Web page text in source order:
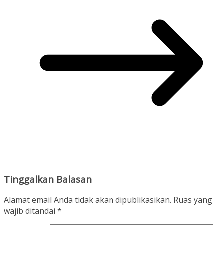
Tinggalkan Balasan
Alamat email Anda tidak akan dipublikasikan. Ruas yang
wajib ditandai *